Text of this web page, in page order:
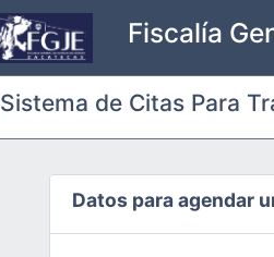
Fiscalía
Sistema de Citas Para
Datos para agendar